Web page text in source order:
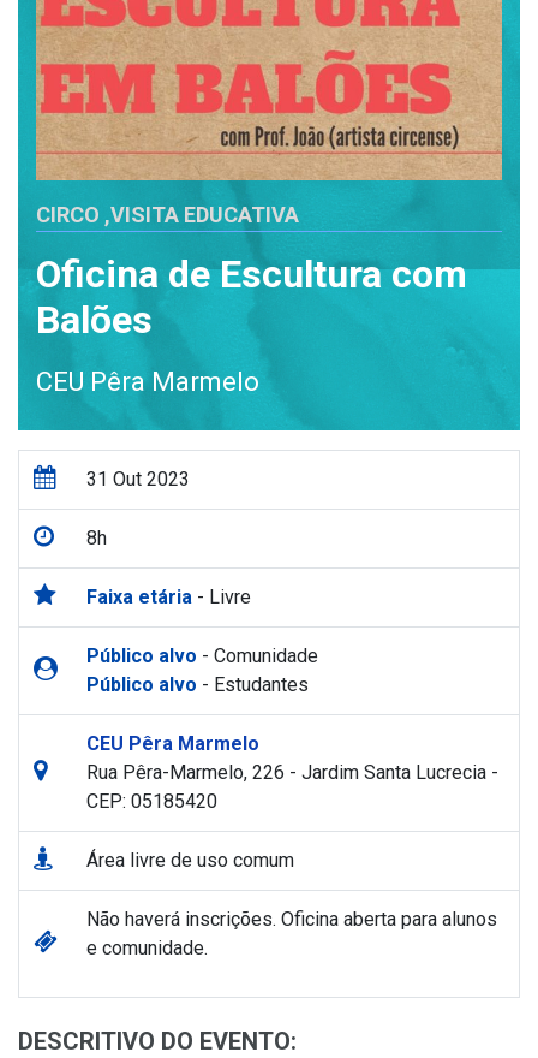
CIRCO ,VISITA EDUCATIVA
Oficina de Escultura com
Balões
CEU Pêra Marmelo
31 Out 2023
8h
Faixa etária - Livre
Público alvo - Comunidade
Público alvo - Estudantes
CEU Pêra Marmelo
Rua Pêra-Marmelo, 226 - Jardim Santa Lucrecia -
CEP: 05185420
Área livre de uso comum
Não haverá inscrições. Oficina aberta para alunos
e comunidade.
DESCRITIVO DO EVENTO: